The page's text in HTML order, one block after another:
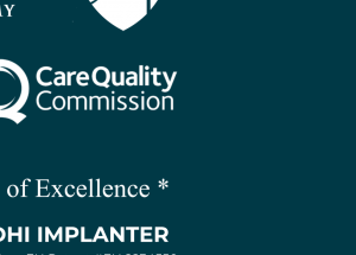
WhatsApp / Let's Talk